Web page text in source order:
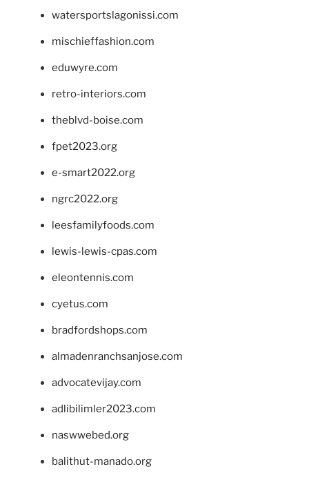
watersportslagonissi.com
mischieffashion.com
eduwyre.com
retro-interiors.com
theblvd-boise.com
fpet2023.org
e-smart2022.org
ngrc2022.org
leesfamilyfoods.com
lewis-lewis-cpas.com
eleontennis.com
cyetus.com
bradfordshops.com
almadenranchsanjose.com
advocatevijay.com
adlibilimler2023.com
naswwebed.org
balithut-manado.org